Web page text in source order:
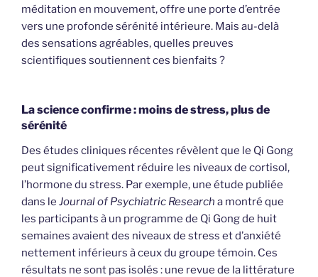
méditation en mouvement, offre une porte d’entrée
vers une profonde sérénité intérieure. Mais au-delà
des sensations agréables, quelles preuves
scientifiques soutiennent ces bienfaits ?
La science confirme : moins de stress, plus de
sérénité
Des études cliniques récentes révèlent que le Qi Gong
peut significativement réduire les niveaux de cortisol,
l’hormone du stress. Par exemple, une étude publiée
dans le Journal of Psychiatric Research a montré que
les participants à un programme de Qi Gong de huit
semaines avaient des niveaux de stress et d’anxiété
nettement inférieurs à ceux du groupe témoin. Ces
résultats ne sont pas isolés : une revue de la littérature